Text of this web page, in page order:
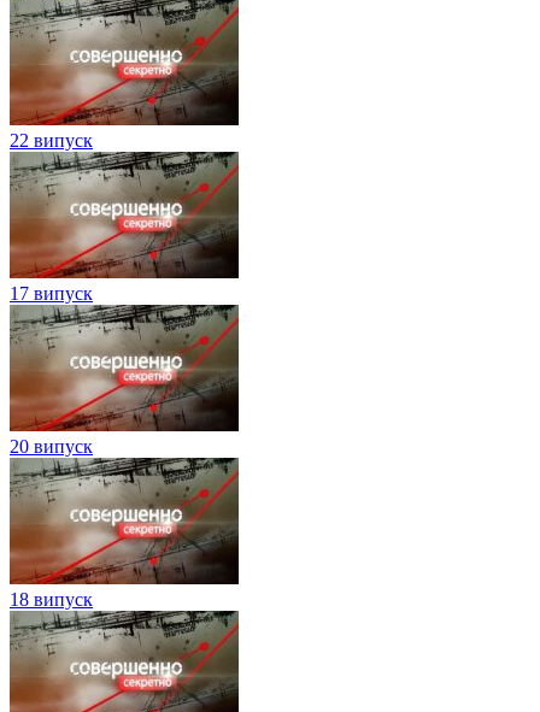
22 випуск
17 випуск
20 випуск
18 випуск